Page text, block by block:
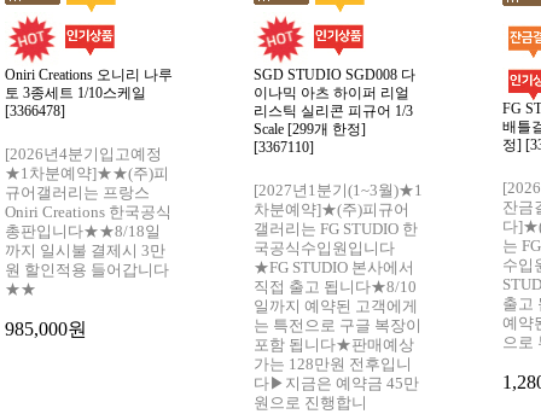
Oniri Creations 오니리 나루
토 3종세트 1/10스케일
[3366478]
[2026년4분기입고예정
★1차분예약]★★(주)피
규어갤러리는 프랑스
Oniri Creations 한국공식
총판입니다★★8/18일
까지 일시불 결제시 3만
원 할인적용 들어갑니다
★★
985,000원
SGD STUDIO SGD008 다
이나믹 아츠 하이퍼 리얼
리스틱 실리콘 피규어 1/3
Scale [299개 한정]
[3367110]
[2027년1분기(1~3월)★1
차분예약]★(주)피규어
갤러리는 FG STUDIO 한
국공식수입원입니다
★FG STUDIO 본사에서
직접 출고 됩니다★8/10
일까지 예약된 고객에게
는 특전으로 구글 복장이
포함 됩니다★판매예상
가는 128만원 전후입니
다▶지금은 예약금 45만
원으로 진행합니
FG
배틀
정]
잔금
다
는
수입
출고
예약
으로